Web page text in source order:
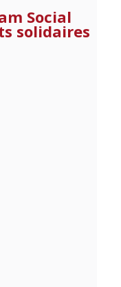
Social
solidaires